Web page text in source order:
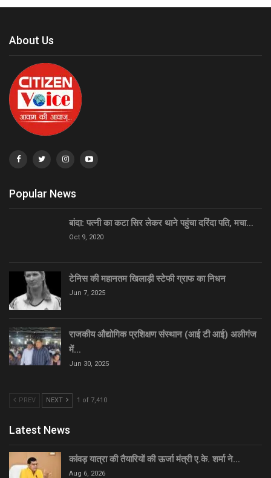
About Us
Popular News
बांदा: पत्नी का कटा सिर लेकर थाने पहुंचा दरिंदा पति, मचा…
Oct 9, 2020
टेनिस की महानतम खिलाड़ी स्टेफी ग्राफ का निधन
Jun 7, 2025
राजकीय औद्योगिक प्रशिक्षण संस्थान (आई टी आई) अलीगंज
में…
Jun 30, 2025
PREV NEXT 1 of 7,410
Latest News
कांवड़ यात्रा की तैयारियों की ऊर्जा मंत्री ए.के. शर्मा ने…
Aug 6, 2026